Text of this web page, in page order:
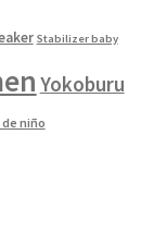
Stabilizer baby
Yokoburu
niño